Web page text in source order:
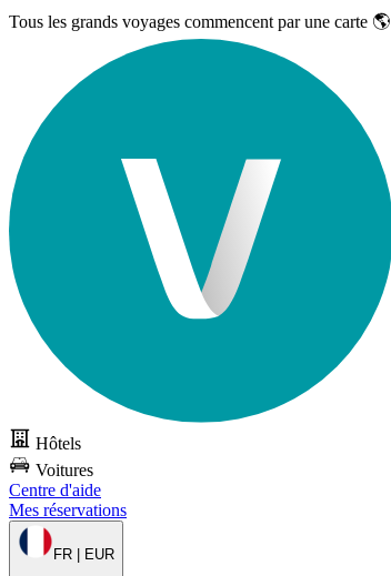
Tous les grands voyages commencent par une carte 🌎
Hôtels
Voitures
Centre d'aide
Mes réservations
FR | EUR